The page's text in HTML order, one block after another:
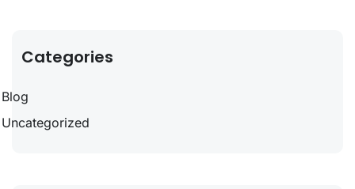
Categories
Blog
Uncategorized